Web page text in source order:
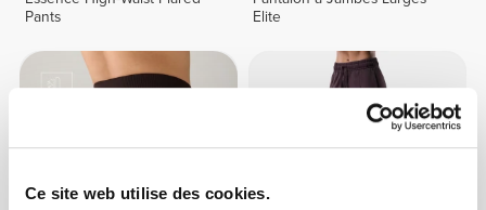
Ce site web utilise des cookies.
Pants
Elite